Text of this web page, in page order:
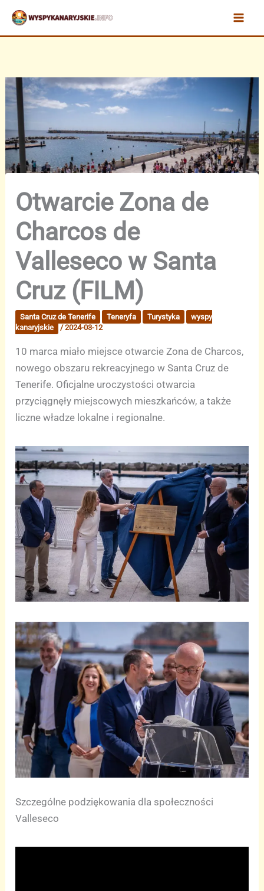
Przejdź
treści
Otwarcie Zona de
Charcos de
Valleseco w Santa
Cruz (FILM)
Santa Cruz de Tenerife Teneryfa Turystyka
wyspy
kanaryjskie
/2024-03-12
10 marca miało miejsce otwarcie Zona de Charcos,
nowego obszaru rekreacyjnego w Santa Cruz de
Tenerife. Oficjalne uroczystości otwarcia
przyciągnęły miejscowych mieszkańców, a także
liczne władze lokalne i regionalne.
Szczególne podziękowania dla społeczności
Valleseco